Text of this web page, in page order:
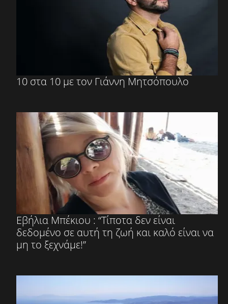
10 στα 10 με τον Γιάννη Μητσόπουλο
Εβήλια Μπέκιου : “Τίποτα δεν είναι
δεδομένο σε αυτή τη ζωή και καλό είναι να
μη το ξεχνάμε!”